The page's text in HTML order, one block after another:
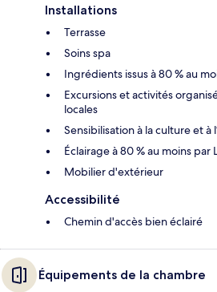
Installations
Terrasse
Soins spa
Ingrédients issus à 80 % au
Excursions et activités
locales
Sensibilisation à la culture et à
Éclairage à 80 % au moins par
Mobilier d'extérieur
Accessibilité
Chemin d'accès bien éclairé
Équipements de la chambre